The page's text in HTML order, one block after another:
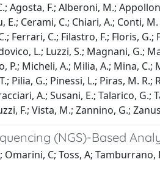
Agosta, F.; Alberoni, M.;
Cerami, C.; Chiari, A.; Conti,
Ferrari, C.; Filastro, F.; Floris,
L.; Luzzi, S.; Magnani, G.;
Micheli, A.; Milia, A.; Mina, C.;
G.; Pinessi, L.; Piras, M. R.;
A.; Susani, E.; Talarico, G.;
F.; Vista, M.; Zannino, G.;
(NGS)-Based
C; Toss, A;